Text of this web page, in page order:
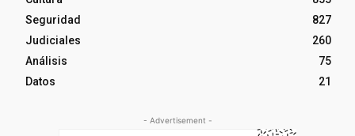
Seguridad
827
Judiciales
260
Análisis
75
Datos
21
- Advertisement -